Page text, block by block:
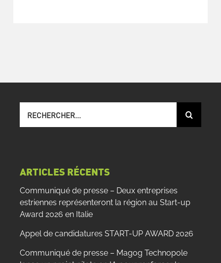
sur
ARTICLES RÉCENTS
Communiqué de presse – Deux entreprises
estriennes représenteront la région au Start-up
Award 2026 en Italie
Appel de candidatures START-UP AWARD 2026
Communiqué de presse – Magog Technopole